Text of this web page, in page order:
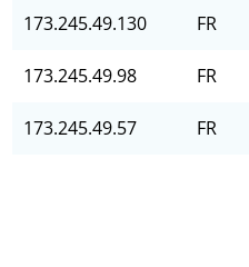
173.245.49.130 FR
173.245.49.98 FR
173.245.49.57 FR